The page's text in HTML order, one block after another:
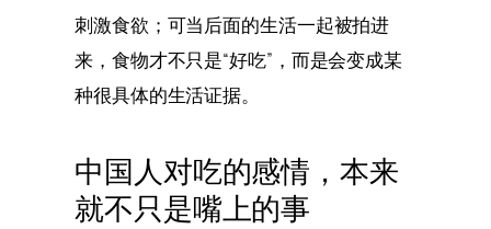
刺激食欲；可当后面的生活一起被拍进
来，食物才不只是“好吃”，而是会变成某
种很具体的生活证据。
中国人对吃的感情，本来
就不只是嘴上的事